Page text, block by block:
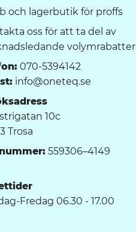
och lagerbutik för proffs
oss för att ta del av
volymrabatter
070-5394142
info@oneteq.se
10c
Trosa
559306–4149
Fredag 06.30 - 17.00